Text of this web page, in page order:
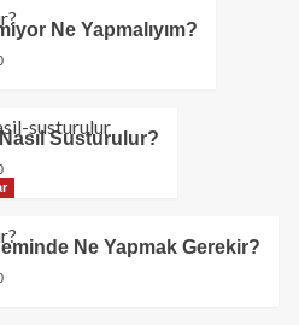
Ne Yapmalıyım?
Susturulur?
Ne Yapmak Gerekir?